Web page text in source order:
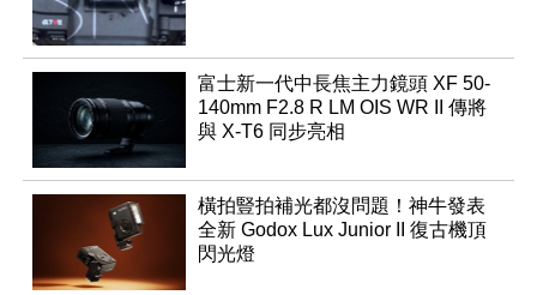
富士新一代中長焦主力鏡頭 XF 50-
140mm F2.8 R LM OIS WR II 傳將
與 X-T6 同步亮相
橫拍豎拍補光都沒問題！神牛發表
全新 Godox Lux Junior II 復古機頂
閃光燈